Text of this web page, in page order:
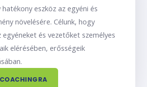
eszköz az egyéni és
növelésére. Célunk, hogy
és vezetőket személyes
elérésében, erősségeik